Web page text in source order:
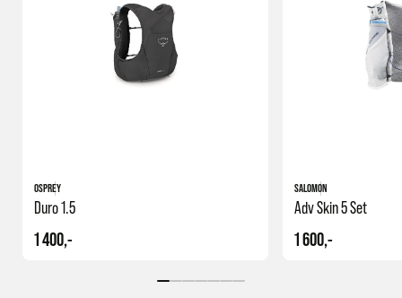
OSPREY
Duro 1.5
1 400,-
SALOMON
Adv Skin 5 Set
1 600,-